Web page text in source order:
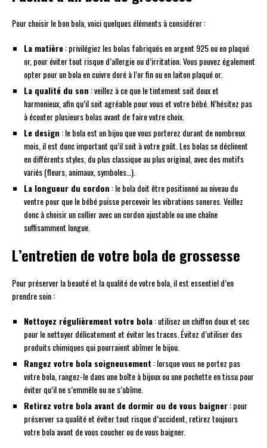
Pour choisir le bon bola, voici quelques éléments à considérer :
La matière: privilégiez les bolas fabriqués en argent 925 ou en plaqué
or, pour éviter tout risque d’allergie ou d’irritation. Vous pouvez également
opter pour un bola en cuivre doré à l’or fin ou en laiton plaqué or.
La qualité du son : veillez à ce que le tintement soit doux et
harmonieux, afin qu’il soit agréable pour vous et votre bébé. N’hésitez pas
à écouter plusieurs bolas avant de faire votre choix.
Le design : le bola est un bijou que vous porterez durant de nombreux
mois, il est donc important qu’il soit à votre goût. Les bolas se déclinent
en différents styles, du plus classique au plus original, avec des motifs
variés (fleurs, animaux, symboles…).
La longueur du cordon : le bola doit être positionné au niveau du
ventre pour que le bébé puisse percevoir les vibrations sonores. Veillez
donc à choisir un collier avec un cordon ajustable ou une chaîne
suffisamment longue.
L’entretien de votre bola de grossesse
Pour préserver la beauté et la qualité de votre bola, il est essentiel d’en
prendre soin :
Nettoyez régulièrement votre bola: utilisez un chiffon doux et sec
pour le nettoyer délicatement et éviter les traces. Évitez d’utiliser des
produits chimiques qui pourraient abîmer le bijou.
Rangez votre bola soigneusement : lorsque vous ne portez pas
votre bola, rangez-le dans une boîte à bijoux ou une pochette en tissu pour
éviter qu’il ne s’emmêle ou ne s’abîme.
Retirez votre bola avant de dormir ou de vous baigner: pour
préserver sa qualité et éviter tout risque d’accident, retirez toujours
votre bola avant de vous coucher ou de vous baigner.